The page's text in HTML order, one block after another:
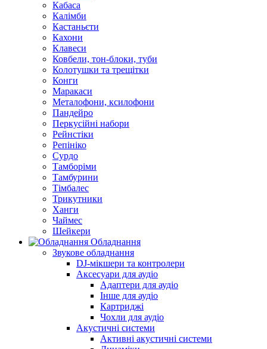
Кабаса
Калімби
Кастаньєти
Кахони
Клавеси
Ковбели, тон-блоки, туби
Колотушки та трещітки
Конги
Маракаси
Металофони, ксилофони
Пандейро
Перкусійні набори
Рейнстіки
Репініко
Сурдо
Тамборіми
Тамбурини
Тімбалес
Трикутники
Ханги
Чаймес
Шейкери
Обладнання
Звукове обладнання
DJ-мікшери та контролери
Аксесуари для аудіо
Адаптери для аудіо
Інше для аудіо
Картриджі
Чохли для аудіо
Акустичні системи
Активні акустичні системи